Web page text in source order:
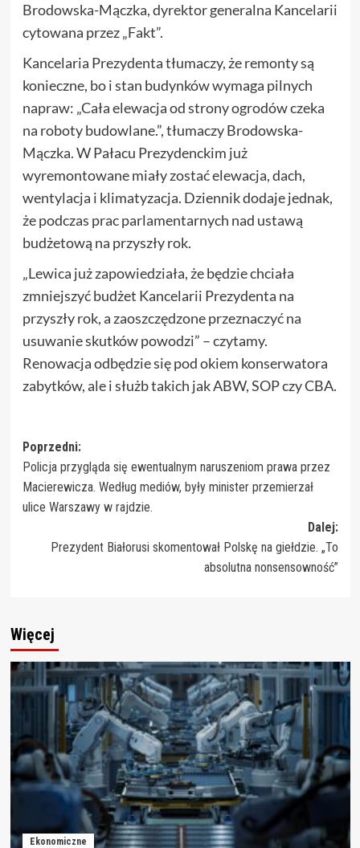
Brodowska-Mączka, dyrektor generalna Kancelarii
cytowana przez „Fakt”.
Kancelaria Prezydenta tłumaczy, że remonty są
konieczne, bo i stan budynków wymaga pilnych
napraw: „Cała elewacja od strony ogrodów czeka
na roboty budowlane.”, tłumaczy Brodowska-
Mączka. W Pałacu Prezydenckim już
wyremontowane miały zostać elewacja, dach,
wentylacja i klimatyzacja. Dziennik dodaje jednak,
że podczas prac parlamentarnych nad ustawą
budżetową na przyszły rok.
„Lewica już zapowiedziała, że będzie chciała
zmniejszyć budżet Kancelarii Prezydenta na
przyszły rok, a zaoszczędzone przeznaczyć na
usuwanie skutków powodzi” – czytamy.
Renowacja odbędzie się pod okiem konserwatora
zabytków, ale i służb takich jak ABW, SOP czy CBA.
Zobacz
wpisy
Poprzedni:
Policja przygląda się ewentualnym naruszeniom prawa przez
Macierewicza. Według mediów, były minister przemierzał
ulice Warszawy w rajdzie.
Dalej:
Prezydent Białorusi skomentował Polskę na giełdzie. „To
absolutna nonsensowność”
Więcej
Ekonomiczne